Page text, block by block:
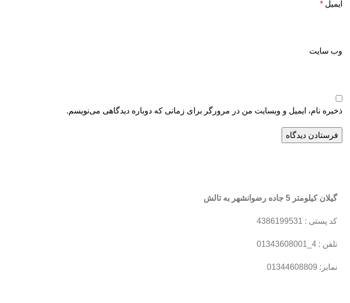
ایمیل *
وب‌ سایت
ذخیره نام، ایمیل و وبسایت من در مرورگر برای زمانی که دوباره دیدگاهی می‌نویسم.
گیلان کیلومتر 5 جاده رضوانشهر به تالش
کد پستی : 4386199531
تلفن : 4_01343608001
نمابر: 01344608809